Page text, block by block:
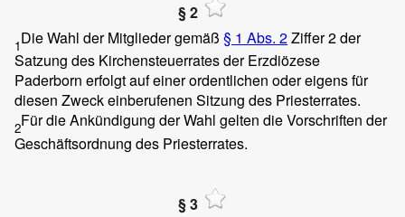
§ 2
1Die Wahl der Mitglieder gemäß § 1 Abs. 2Ziffer 2 der
Satzung des Kirchensteuerrates der Erzdiözese
Paderborn erfolgt auf einer ordentlichen oder eigens für
diesen Zweck einberufenen Sitzung des Priesterrates.
2Für die Ankündigung der Wahl gelten die Vorschriften der
Geschäftsordnung des Priesterrates.
§ 3